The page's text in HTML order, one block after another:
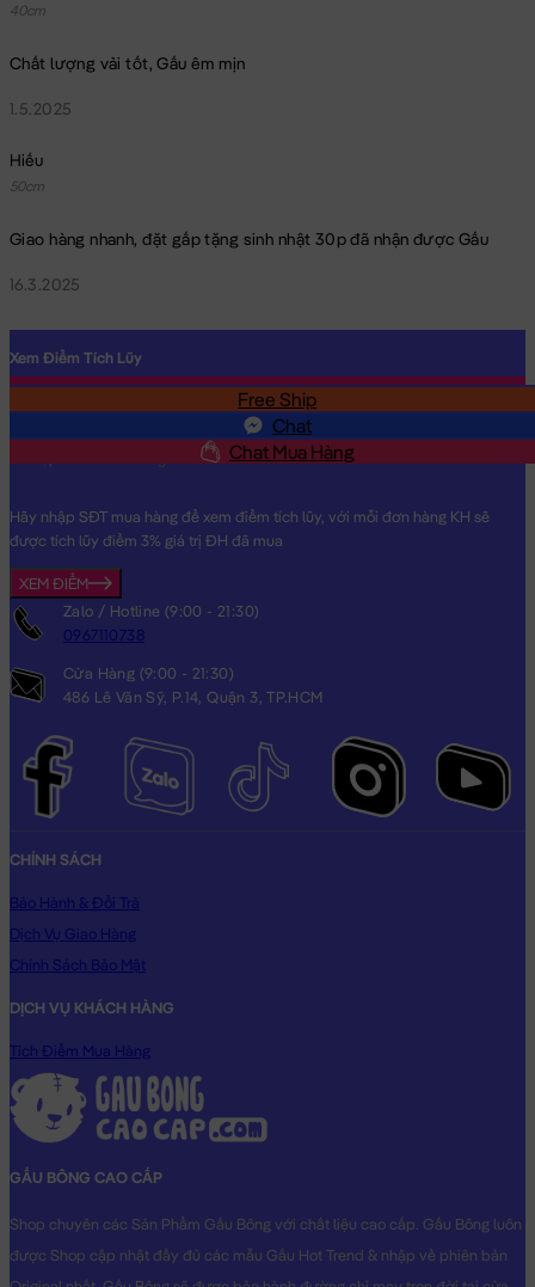
40cm
Chất lượng vải tốt, Gấu êm mịn
1.5.2025
Hiếu
50cm
Giao hàng nhanh, đặt gấp tặng sinh nhật 30p đã nhận được Gấu
16.3.2025
Free Ship
Chat
Chat Mua Hàng
Xem Điểm Tích Lũy
Hãy nhập SĐT mua hàng để xem điểm tích lũy, với mỗi đơn hàng KH sẽ
được tích lũy điểm 3% giá trị ĐH đã mua
XEM ĐIỂM
Zalo / Hotline (9:00 - 21:30)
0967110738
Cửa Hàng (9:00 - 21:30)
486 Lê Văn Sỹ, P.14, Quận 3, TP.HCM
CHÍNH SÁCH
Bảo Hành & Đổi Trả
Dịch Vụ Giao Hàng
Chính Sách Bảo Mật
DỊCH VỤ KHÁCH HÀNG
Tích Điểm Mua Hàng
GẤU BÔNG CAO CẤP
Shop chuyên các Sản Phẩm Gấu Bông với chất liệu cao cấp. Gấu Bông luôn
được Shop cập nhật đầy đủ các mẫu Gấu Hot Trend & nhập về phiên bản